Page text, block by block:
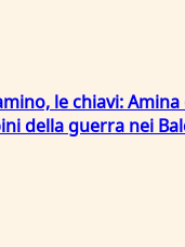
le chiavi:
della guerra nei